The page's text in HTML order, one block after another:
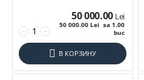
СБРОСИТЬ
+
−
50 000.00 Lei
50 000.00 Lei за 1.00
buc
В КОРЗИНУ